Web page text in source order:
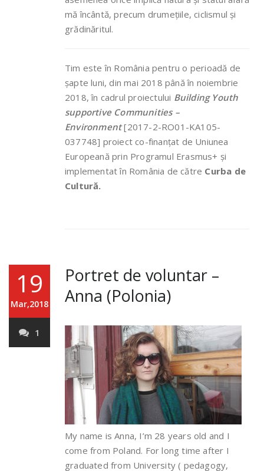
mă încântă, precum drumețiile, ciclismul și
grădinăritul.
Tim este în România pentru o perioadă de
șapte luni, din mai 2018 până în noiembrie
2018, în cadrul proiectului Building Youth
supportive Communities –
Environment[2017-2-RO01-KA105-
037748] proiect co-finanțat de Uniunea
Europeană prin Programul Erasmus+ și
implementat în România de către Curba de
Cultură.
19
Mar,2018
1
Portret de voluntar –
Anna (Polonia)
My name is Anna, I’m 28 years old and I
come from Poland. For long time after I
graduated from University ( pedagogy,